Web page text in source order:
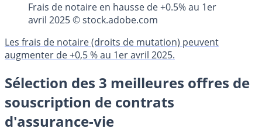
Frais de notaire en hausse de +0.5% au 1er
avril 2025 © stock.adobe.com
Les frais de notaire (droits de mutation) peuvent
augmenter de +0,5 % au 1er avril 2025.
Sélection des 3 meilleures offres de
souscription de contrats
d'assurance-vie